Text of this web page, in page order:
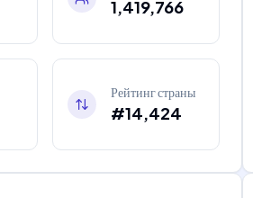
1,419,766
Рейтинг страны
#14,424